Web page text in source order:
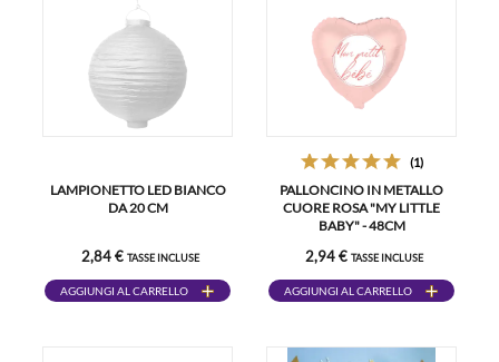
LAMPIONETTO LED BIANCO
DA 20 CM
2,84 € TASSE INCLUSE
AGGIUNGI AL CARRELLO
(1)
PALLONCINO IN METALLO
CUORE ROSA "MY LITTLE
BABY" - 48CM
2,94 € TASSE INCLUSE
AGGIUNGI AL CARRELLO